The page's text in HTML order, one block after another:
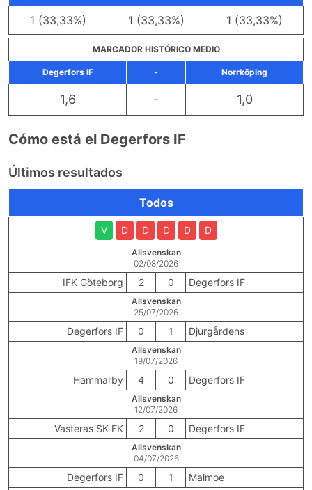
1 (33,33%) 1 (33,33%) 1 (33,33%)
MARCADOR HISTÓRICO MEDIO
Degerfors IF - Norrköping
1,6 - 1,0
Cómo está el Degerfors IF
Últimos resultados
Todos
V D D D D D
Allsvenskan
02/08/2026
IFK Göteborg 2 0 Degerfors IF
Allsvenskan
25/07/2026
Degerfors IF 0 1 Djurgårdens
Allsvenskan
19/07/2026
Hammarby 4 0 Degerfors IF
Allsvenskan
12/07/2026
Vasteras SK FK 2 0 Degerfors IF
Allsvenskan
04/07/2026
Degerfors IF 0 1 Malmoe